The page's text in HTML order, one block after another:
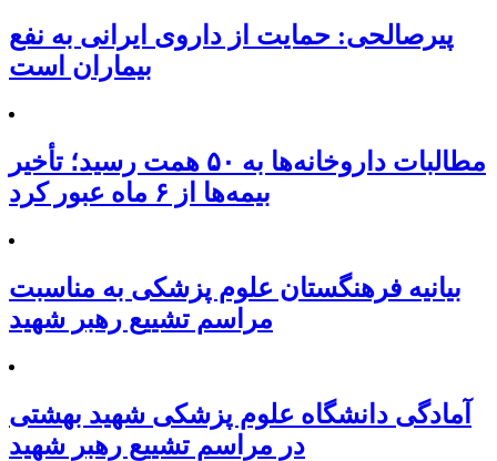
پیرصالحی: حمایت از داروی ایرانی به نفع
بیماران است
مطالبات داروخانه‌ها به ۵۰ همت رسید؛ تأخیر
بیمه‌ها از ۶ ماه عبور کرد
بیانیه فرهنگستان علوم پزشکی به مناسبت
مراسم تشییع رهبر شهید
آمادگی دانشگاه علوم پزشکی شهید بهشتی
در مراسم تشییع رهبر شهید